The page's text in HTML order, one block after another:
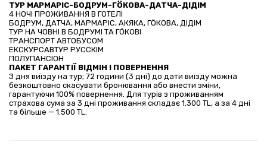
ТУР МАРМАРІС-БОДРУМ-ГÖКОВА-ДАТЧА-ДІДІМ
4 НОЧІ ПРОЖИВАННЯ В ГОТЕЛІ
БОДРУМ, ДАТЧА, МАРМАРІС, АКЯКА, ГÖКОВА, ДІДІМ
ТУР НА ЧОВНІ В БОДРУМІ ТА ГÖКОВІ
ТРАНСПОРТ АВТОБУСОМ
ЕКСКУРСАВТУР РУССКІМ
ПОЛУПАНСІОН
ПАКЕТ ГАРАНТІЇ ВІДМІН І ПОВЕРНЕННЯ
З дня виїзду на тур; 72 години (3 дні) до дати виїзду можна
безкоштовно скасувати бронювання або внести зміни,
гарантуючи 100% повернення. Для турів з проживанням
страхова сума за 3 дні проживання складає 1.300 TL, а за 4 дні
та більше — 1.500 TL.